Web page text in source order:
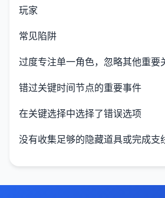
玩家
常见陷阱
过度专注单一角色，忽略其他重要
错过关键时间节点的重要事件
在关键选择中选择了错误选项
没有收集足够的隐藏道具或完成支